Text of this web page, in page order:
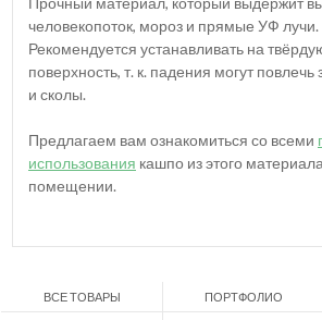
человекопоток, мороз и прямые УФ лучи.
Рекомендуется устанавливать на
поверхность, т. к. падения могут
и сколы.
Предлагаем вам ознакомиться со всеми
использования кашпо из этого
помещении.
ВСЕ ТОВАРЫ ПОРТФОЛИО